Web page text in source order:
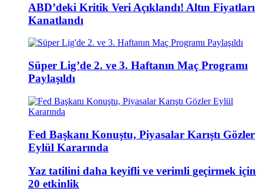
ABD’deki Kritik Veri Açıklandı! Altın Fiyatları
Kanatlandı
Süper Lig’de 2. ve 3. Haftanın Maç Programı
Paylaşıldı
Fed Başkanı Konuştu, Piyasalar Karıştı Gözler
Eylül Kararında
Yaz tatilini daha keyifli ve verimli geçirmek için
20 etkinlik